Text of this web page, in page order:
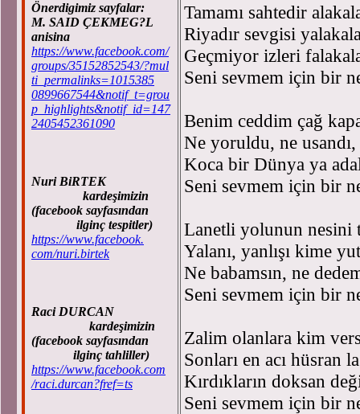
Önerdigimiz sayfalar:
M. SAID ÇEKMEG?L
anisina
https://www.facebook.com/
groups/35152852543/?mul
ti_permalinks=1015385
0899667544&notif_t=grou
p_highlights&notif_id=147
2405452361090
Nuri BiRTEK
kardeşimizin
(facebook sayfasından
ilginç tespitler)
https://www.facebook.
com/nuri.birtek
Raci DURCAN
kardeşimizin
(facebook sayfasından
ilginç tahliller)
https://www.facebook.com
/raci.durcan?fref=ts
Tamamı sahtedir
Riyadır sevgisi
Geçmiyor izleri
Seni sevmem için bir
Benim ceddim çağ
Ne yoruldu, ne usandı,
Koca bir Dünya ya
Seni sevmem için bir
Lanetli yolunun nesini
Yalanı, yanlışı kime
Ne babamsın, ne
Seni sevmem için bir
Zalim olanlara kim
Sonları en acı hüsran
Kırdıkların doksan
Seni sevmem için bir